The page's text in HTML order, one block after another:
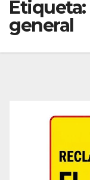
Etiqueta:
general